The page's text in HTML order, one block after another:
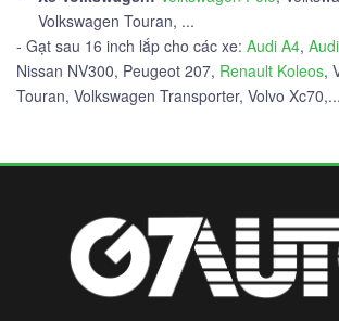
Volkswagen Touran, ...
- Gạt sau 16 inch lắp cho các xe: Audi A4,
Nissan NV300, Peugeot 207, Renault Koleos,
Touran, Volkswagen Transporter, Volvo Xc70,...